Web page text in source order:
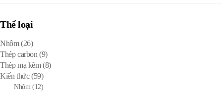
Thể loại
Nhôm(26)
Thép carbon (9)
Thép mạ kẽm(8)
Kiến thức(59)
Nhôm(12)